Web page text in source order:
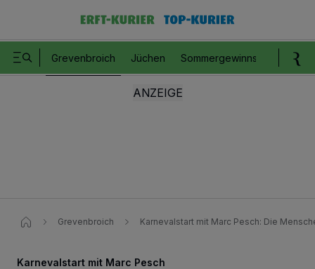
Grevenbroich Jüchen Sommergewinnspiel
Grevenbroich Karnevalstart mit Marc Pesch​: Die
Karnevalstart mit Marc Pesch